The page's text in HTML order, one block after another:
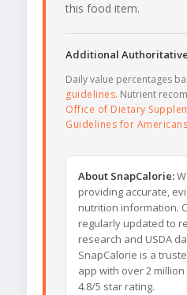
this food item.
Additional
Daily value percentages
guidelines. Nutrient
Office of Dietary
Guidelines for Americans
About SnapCalorie:
providing accurate,
nutrition information.
regularly updated to
research and USDA
SnapCalorie is a
app with over 2
4.8/5 star rating.